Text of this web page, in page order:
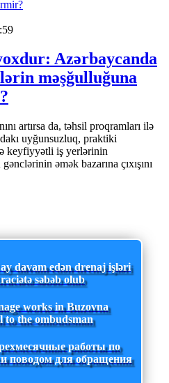
Azərbaycanda
məşğulluğuna
artırsa da, təhsil proqramları ilə
uyğunsuzluq, praktiki
keyfiyyətli iş yerlərinin
əmək bazarına çıxışını
davam edən drenaj işləri
səbəb olub
works in Buzovna
to the ombudsman
работы по
поводом для обращения